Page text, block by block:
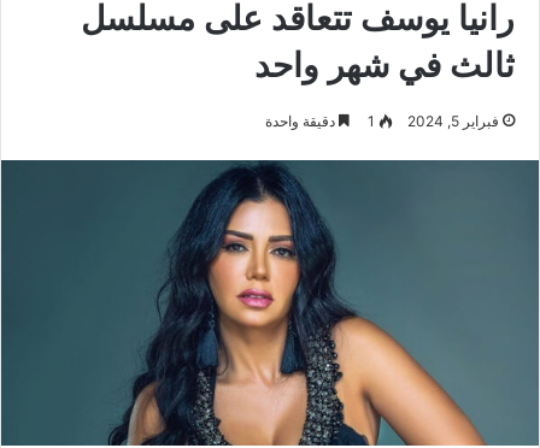
رانيا يوسف تتعاقد على مسلسل
ثالث في شهر واحد
فبراير 5, 2024 1 دقيقة واحدة